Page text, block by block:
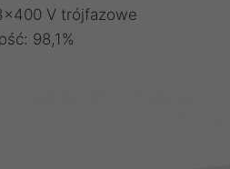
V trójfazowe
98,1%